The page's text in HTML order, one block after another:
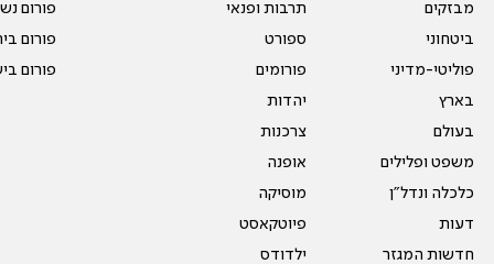
מבזקים
ביטחוני
פוליטי-מדיני
בארץ
בעולם
משפט ופלילים
כלכלה ונדל"ן
דעות
חדשות המגזר
תרבות ופנאי
ספורט
פורומים
יהדות
צרכנות
אופנה
מוסיקה
פיוטקאסט
ילדודס
פורום
פורום
פורום